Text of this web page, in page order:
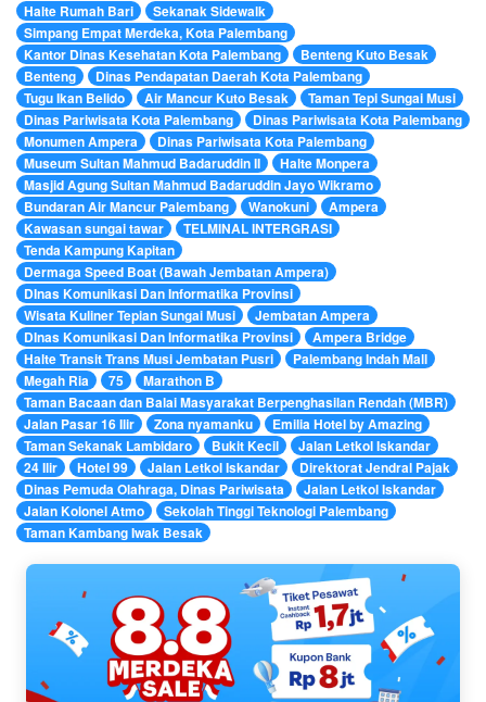
Halte Rumah Bari
Sekanak Sidewalk
Simpang Empat Merdeka, Kota Palembang
Kantor Dinas Kesehatan Kota Palembang
Benteng Kuto Besak
Benteng
Dinas Pendapatan Daerah Kota Palembang
Tugu Ikan Belido
Air Mancur Kuto Besak
Taman Tepi Sungai Musi
Dinas Pariwisata Kota Palembang
Dinas Pariwisata Kota Palembang
Monumen Ampera
Dinas Pariwisata Kota Palembang
Museum Sultan Mahmud Badaruddin II
Halte Monpera
Masjid Agung Sultan Mahmud Badaruddin Jayo Wikramo
Bundaran Air Mancur Palembang
Wanokuni
Ampera
Kawasan sungai tawar
TELMINAL INTERGRASI
Tenda Kampung Kapitan
Dermaga Speed Boat (Bawah Jembatan Ampera)
DInas Komunikasi Dan Informatika Provinsi
Wisata Kuliner Tepian Sungai Musi
Jembatan Ampera
DInas Komunikasi Dan Informatika Provinsi
Ampera Bridge
Halte Transit Trans Musi Jembatan Pusri
Palembang Indah Mall
Megah Ria
75
Marathon B
Taman Bacaan dan Balai Masyarakat Berpenghasilan Rendah (MBR)
Jalan Pasar 16 Ilir
Zona nyamanku
Emilia Hotel by Amazing
Taman Sekanak Lambidaro
Bukit Kecil
Jalan Letkol Iskandar
24 Ilir
Hotel 99 Jalan Letkol Iskandar
Direktorat Jendral Pajak
Dinas Pemuda Olahraga, Dinas Pariwisata
Jalan Letkol Iskandar
Jalan Kolonel Atmo
Sekolah Tinggi Teknologi Palembang
Taman Kambang Iwak Besak